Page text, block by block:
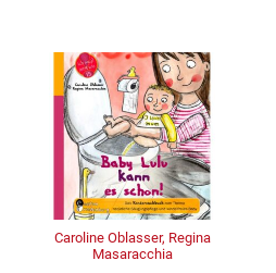
Caroline Oblasser, Regina
Masaracchia